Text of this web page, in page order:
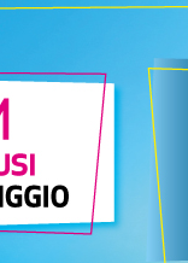
DR 4.0